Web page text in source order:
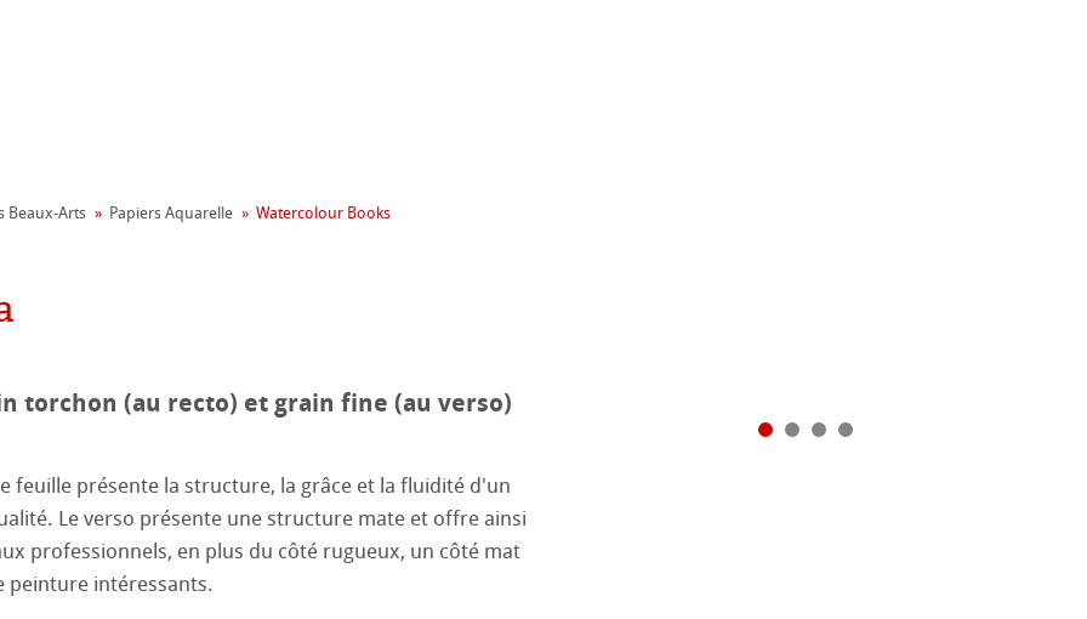
ICC
générations
& QT Albums
en lin
Arts
Beaux-Arts Papiers Aquarelle Watercolour Books
torchon (au recto) et grain fine (au verso)
feuille présente la structure, la grâce et la fluidité d'un
Le verso présente une structure mate et offre ainsi
professionnels, en plus du côté rugueux, un côté mat
peinture intéressants.